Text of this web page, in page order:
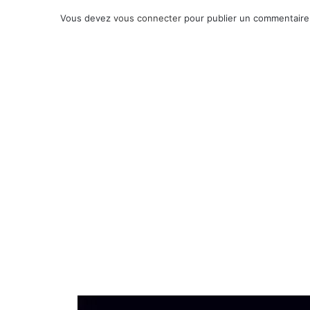
Vous devez vous connecter pour publier un